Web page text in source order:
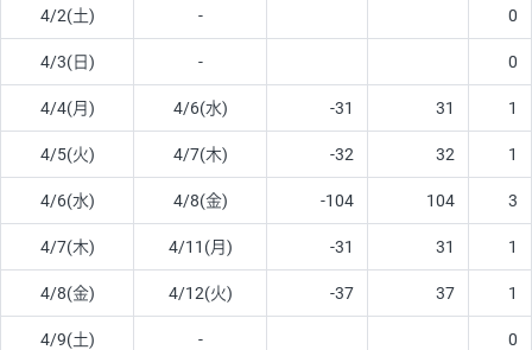
4/2(土) - 0
4/3(日) - 0
4/4(月) 4/6(水) -31 31 1
4/5(火) 4/7(木) -32 32 1
4/6(水) 4/8(金) -104 104 3
4/7(木) 4/11(月) -31 31 1
4/8(金) 4/12(火) -37 37 1
4/9(土) - 0